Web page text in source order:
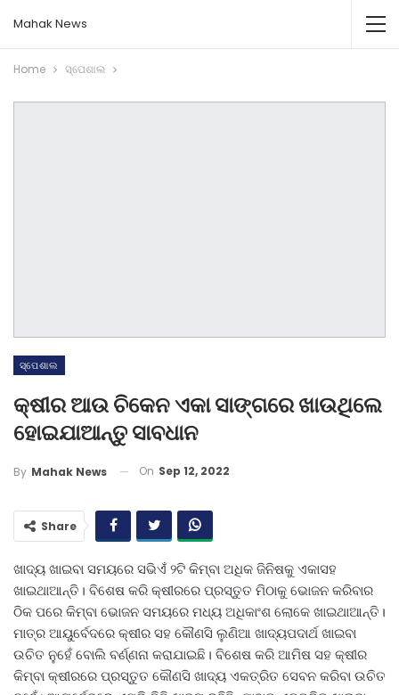
Mahak News
Home ସ୍ପେଶାଲ
ସ୍ପେଶାଲ
କ୍ଷୀର ଆଉ ଚିକେନ ଏକା ସାଙ୍ଗରେ ଖାଉଥିଲେ
ହୋଇଯାଆନ୍ତୁ ସାବଧାନ
By Mahak News On Sep 12, 2022
Share
ଖାଦ୍ୟ ଖାଇବା ସମୟରେ ସଭିଏଁ ୨ଟି କିମ୍ବା ଅଧିକ ଜିନିଷକୁ ଏକାସହ
ଖାଇଥାଆନ୍ତି। ବିଶେଷ କରି କ୍ଷୀରରେ ପ୍ରସ୍ତୁତ ମିଠାକୁ ଭୋଜନ କରିବାର
ଠିକ ପରେ କିମ୍ବା ଭୋଜନ ସମୟରେ ମଧ୍ୟ ଅଧିକାଂଶ ଲୋକେ ଖାଇଥାଆନ୍ତି।
ମାତ୍ର ଆୟୁର୍ବେଦରେ କ୍ଷୀର ସହ କୌଣସି ଲୁଣିଆ ଖାଦ୍ୟପଦାର୍ଥ ଖାଇବା
ଉଚିତ ନୁହେଁ ବୋଲି ବର୍ଣ୍ଣନା କରାଯାଇଛି। ବିଶେଷ କରି ଆମିଷ ସହ କ୍ଷୀର
କିମ୍ବା କ୍ଷୀରରେ ପ୍ରସ୍ତୁତ କୌଣସି ଖାଦ୍ୟ ଏକତ୍ରିତ ସେବନ କରିବା ଉଚିତ